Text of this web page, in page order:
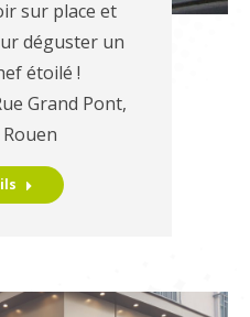
sur place et
déguster un
étoilé !
Grand Pont,